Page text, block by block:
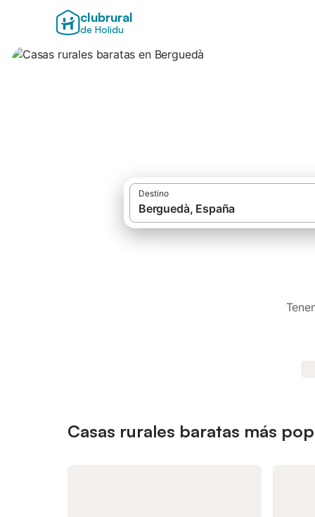
clubrural
de Holidu
Destino
Casas rurales baratas más